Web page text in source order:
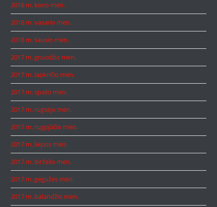
2018 m. kovo mėn.
2018 m. vasario mėn.
2018 m. sausio mėn.
2017 m. gruodžio mėn.
2017 m. lapkričio mėn.
2017 m. spalio mėn.
2017 m. rugsėjo mėn.
2017 m. rugpjūčio mėn.
2017 m. liepos mėn.
2017 m. birželio mėn.
2017 m. gegužės mėn.
2017 m. balandžio mėn.